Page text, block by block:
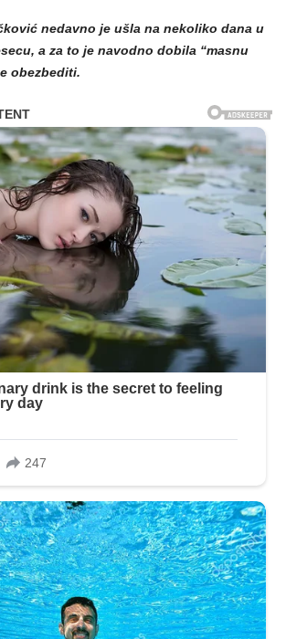
nedavno je ušla na nekoliko dana u
a za to je navodno dobila “masnu
obezbediti.